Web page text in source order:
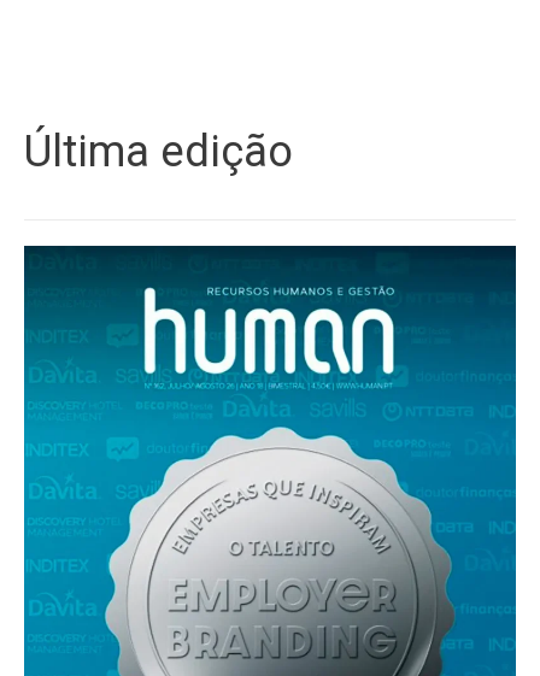
Última edição